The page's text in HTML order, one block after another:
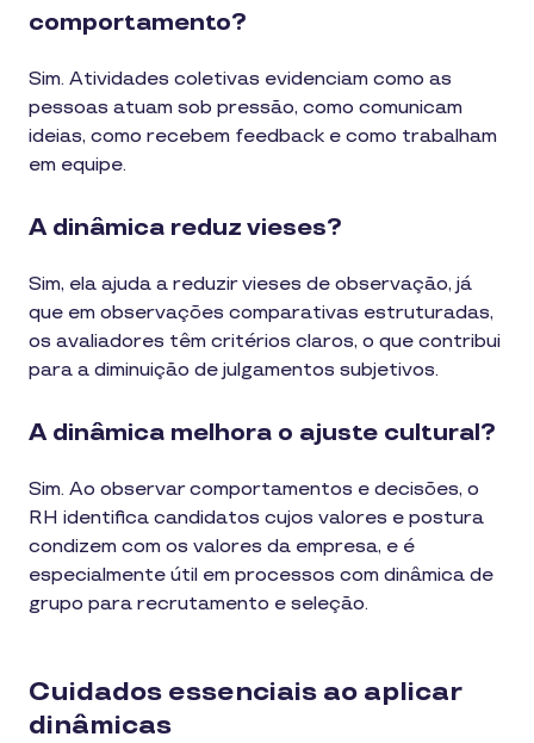
comportamento?
Sim. Atividades coletivas evidenciam como as
pessoas atuam sob pressão, como comunicam
ideias, como recebem feedback e como trabalham
em equipe.
A dinâmica reduz vieses?
Sim, ela ajuda a reduzir vieses de observação, já
que em observações comparativas estruturadas,
os avaliadores têm critérios claros, o que contribui
para a diminuição de julgamentos subjetivos.
A dinâmica melhora o ajuste cultural?
Sim. Ao observar comportamentos e decisões, o
RH identifica candidatos cujos valores e postura
condizem com os valores da empresa, e é
especialmente útil em processos com dinâmica de
grupo para recrutamento e seleção.
Cuidados essenciais ao aplicar
dinâmicas